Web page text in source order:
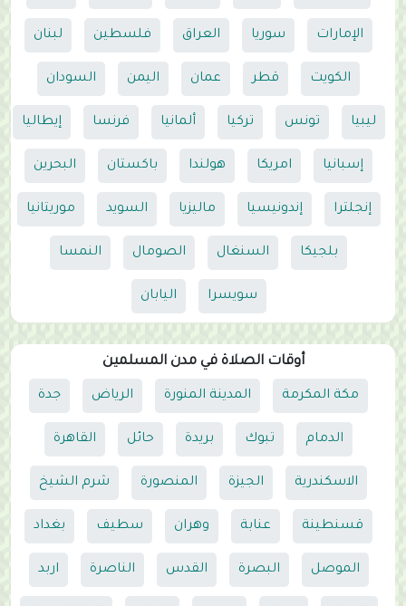
الإمارات سوريا العراق فلسطين لبنان
الكويت قطر عمان اليمن السودان
ليبيا تونس تركيا ألمانيا فرنسا إيطاليا
إسبانيا امريكا هولندا باكستان البحرين
إنجلترا إندونيسيا ماليزيا السويد موريتانيا
بلجيكا السنغال الصومال النمسا
سويسرا اليابان
أوقات الصلاة في مدن المسلمين
مكة المكرمة المدينة المنورة الرياض جدة
الدمام تبوك بريدة حائل القاهرة
الاسكندرية الجيزة المنصورة شرم الشيخ
قسنطينة عنابة وهران سطيف بغداد
الموصل البصرة القدس الناصرة اربد